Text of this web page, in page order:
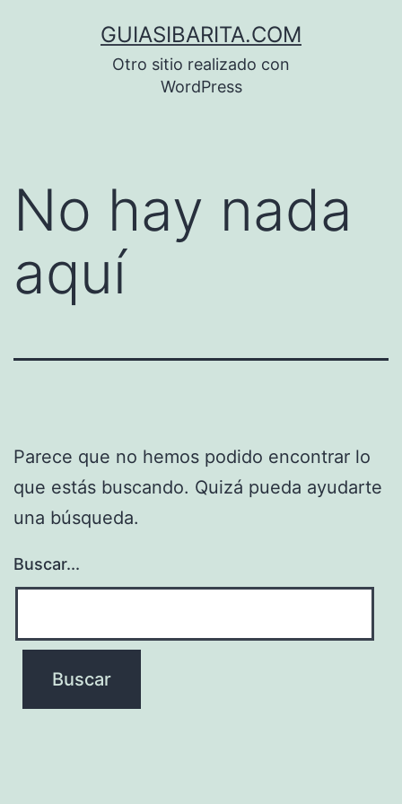
GUIASIBARITA.COM
Otro sitio realizado con
WordPress
No hay nada
aquí
Parece que no hemos podido encontrar lo
que estás buscando. Quizá pueda ayudarte
una búsqueda.
Buscar...